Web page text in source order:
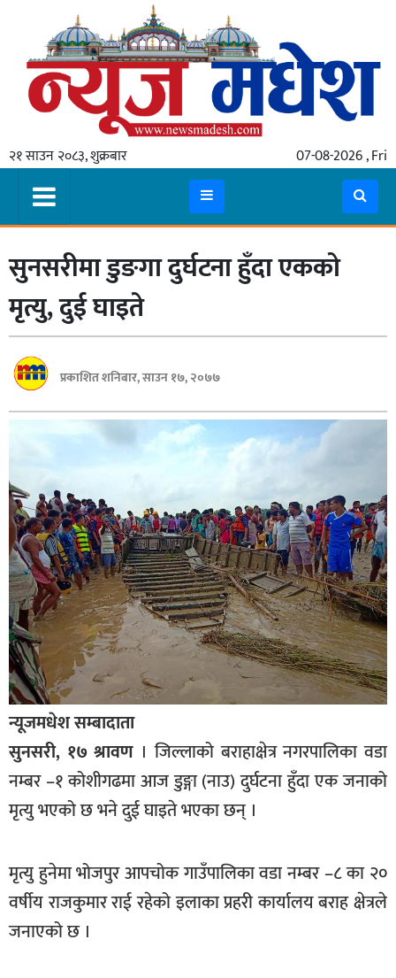
२१ साउन २०८३, शुक्रबार 07-08-2026 , Fri
गृहपृष्ठ
स्थानीय
प्रदेश
मधेश
प्रदेश
लुम्बिनी
गण्डकी
बागमती
कर्णाली
मधेश
विशेष
राजनीति
प्रमुख
समाचार
राष्ट्रिय
अन्तराष्ट्रिय
अन्तरबार्ता
अर्थ
खेलकुद
फोटो
/
भिडियो
सुनसरीमा डुङगा दुर्घटना हुँदा एकको
मृत्यु, दुई घाइते
प्रकाशित शनिबार, साउन १७, २०७७
न्यूजमधेश सम्बादाता
सुनसरी, १७ श्रावण । जिल्लाको बराहाक्षेत्र नगरपालिका वडा
नम्बर –१ कोशीगढमा आज डुङ्गा (नाउ) दुर्घटना हुँदा एक जनाको
मृत्यु भएको छ भने दुई घाइते भएका छन् ।
मृत्यु हुनेमा भोजपुर आपचोक गाउँपालिका वडा नम्बर –८ का २०
वर्षीय राजकुमार राई रहेको इलाका प्रहरी कार्यालय बराह क्षेत्रले
जनाएको छ ।